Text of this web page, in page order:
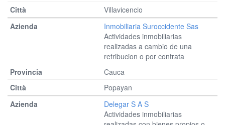
Villavicencio
Inmobiliaria Suroccidente Sas
Actividades inmobiliarias
realizadas a cambio de una
retribucion o por contrata
Cauca
Popayan
Delegar S A S
Actividades inmobiliarias